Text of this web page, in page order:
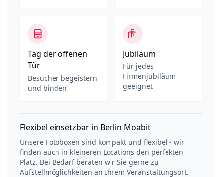
Tag der offenen
Tür
Besucher begeistern
und binden
Jubiläum
Für jedes
Firmenjubiläum
geeignet
Flexibel einsetzbar in Berlin Moabit
Unsere Fotoboxen sind kompakt und flexibel - wir
finden auch in kleineren Locations den perfekten
Platz. Bei Bedarf beraten wir Sie gerne zu
Aufstellmöglichkeiten an Ihrem Veranstaltungsort.